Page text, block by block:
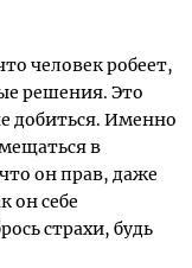
человек робеет,
решения. Это
добиться. Именно
в
он прав, даже
он себе
страхи, будь